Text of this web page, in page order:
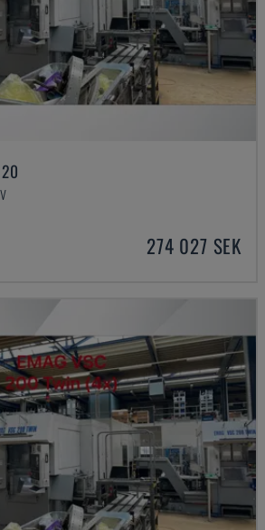
274 027 SEK